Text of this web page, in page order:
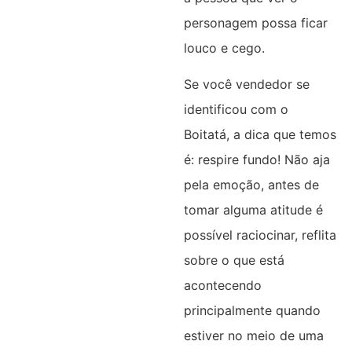
personagem possa ficar
louco e cego.
Se você vendedor se
identificou com o
Boitatá, a dica que temos
é: respire fundo! Não aja
pela emoção, antes de
tomar alguma atitude é
possível raciocinar, reflita
sobre o que está
acontecendo
principalmente quando
estiver no meio de uma